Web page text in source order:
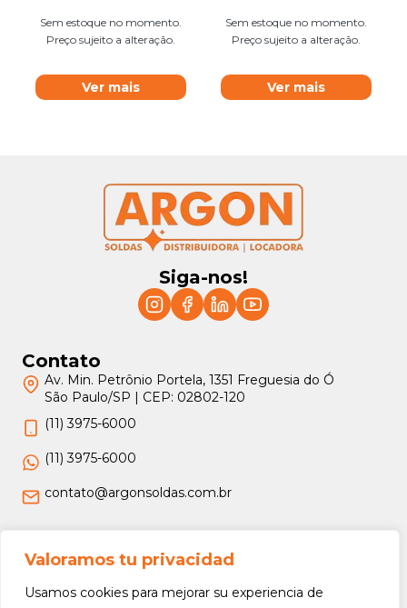
Valoramos tu privacidad
Usamos cookies para mejorar su experiencia de
Sem estoque no momento.
Preço sujeito a alteração.
Ver mais
Sem estoque no momento.
Preço sujeito a alteração.
Ver mais
Siga-nos!
Contato
Av. Min. Petrônio Portela, 1351 Freguesia do Ó
São Paulo/SP | CEP: 02802-120
(11) 3975-6000
(11) 3975-6000
contato@argonsoldas.com.br
Jurídico
Termos e Condições
Política de Privacidade